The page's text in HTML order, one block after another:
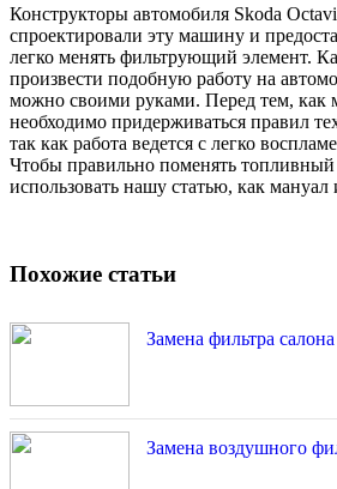
Конструкторы автомобиля Skoda
спроектировали эту машину и
легко менять фильтрующий элемент.
произвести подобную работу на
можно своими руками. Перед тем, как
необходимо придерживаться правил
так как работа ведется с легко
Чтобы правильно поменять
использовать нашу статью, как
Похожие статьи
Замена фильтра
Замена воздушного